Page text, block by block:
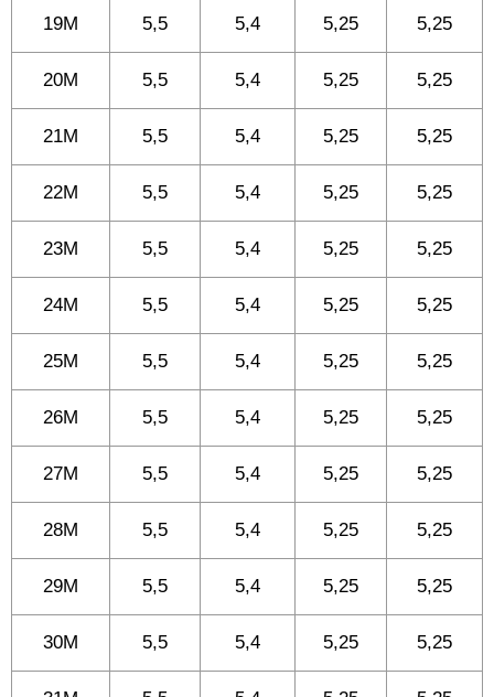
19M 5,5 5,4 5,25 5,25
20M 5,5 5,4 5,25 5,25
21M 5,5 5,4 5,25 5,25
22M 5,5 5,4 5,25 5,25
23M 5,5 5,4 5,25 5,25
24M 5,5 5,4 5,25 5,25
25M 5,5 5,4 5,25 5,25
26M 5,5 5,4 5,25 5,25
27M 5,5 5,4 5,25 5,25
28M 5,5 5,4 5,25 5,25
29M 5,5 5,4 5,25 5,25
30M 5,5 5,4 5,25 5,25